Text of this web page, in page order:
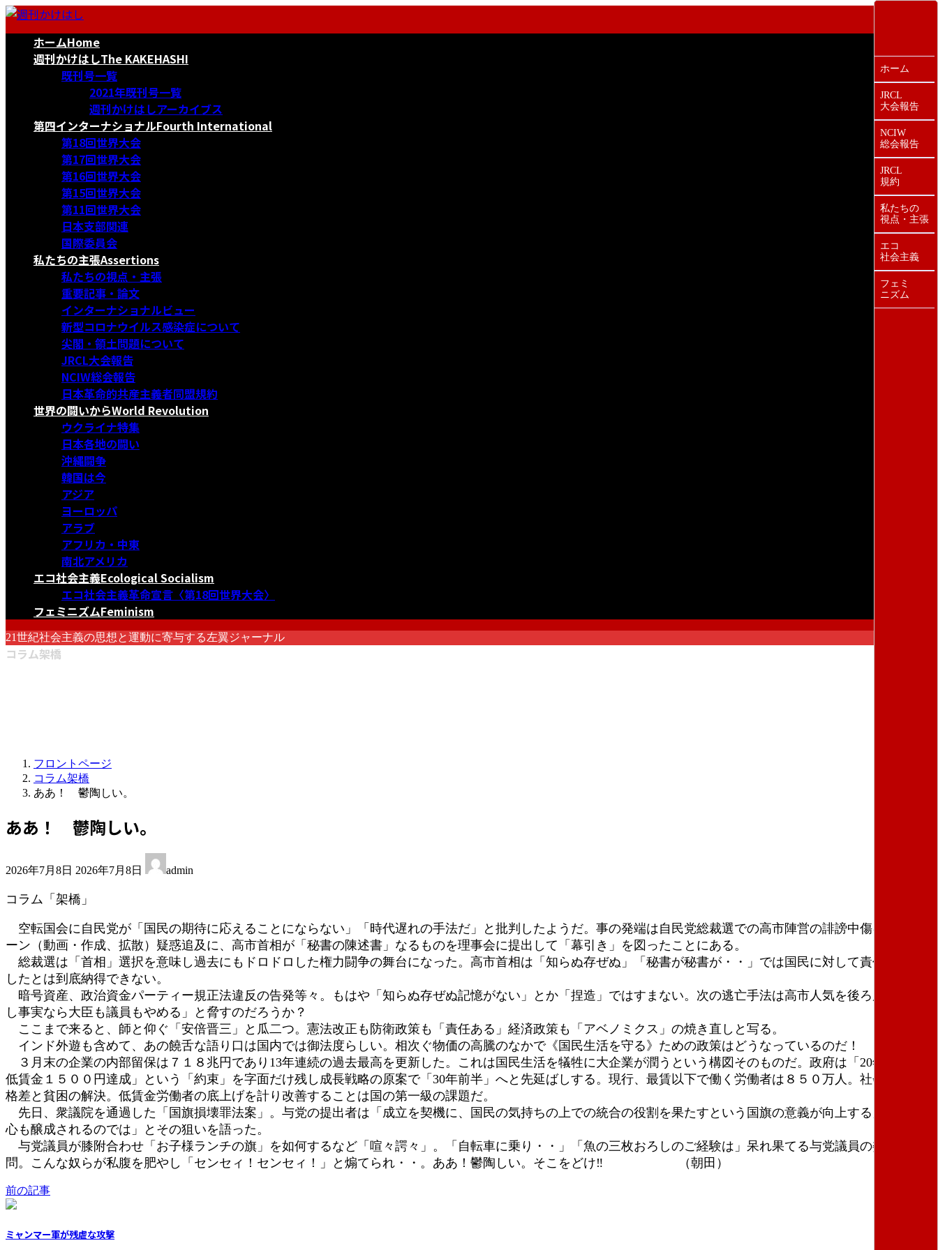
コ
ナ
ホームHome
週刊かけはしThe KAKEHASHI
既刊号一覧
2021年既刊号一覧
週刊かけはしアーカイブス
第四インターナショナルFourth International
第18回世界大会
第17回世界大会
第16回世界大会
第15回世界大会
第11回世界大会
日本支部関連
国際委員会
私たちの主張Assertions
私たちの視点・主張
重要記事・論文
インターナショナルビュー
新型コロナウイルス感染症について
尖閣・領土問題について
JRCL大会報告
NCIW総会報告
日本革命的共産主義者同盟規約
世界の闘いからWorld Revolution
ウクライナ特集
日本各地の闘い
沖縄闘争
韓国は今
アジア
ヨーロッパ
アラブ
アフリカ・中東
南北アメリカ
エコ社会主義Ecological Socialism
エコ社会主義革命宣言〈第18回世界大会〉
フェミニズムFeminism
21世紀社会主義の思想と運動に寄与する左翼ジャーナル
コラム架橋
フロントページ
コラム架橋
ああ！ 鬱陶しい。
ああ！ 鬱陶しい。
2026年7月8日 終
新
時
:
2026年7月8日 admin
コラム「架橋」
空転国会に自民党が「国民の期待に応えることにならない」「時代遅れの手法だ」と批判したようだ。事の発端は自民党総裁選での高市陣営の誹謗中傷キャンペ
ーン（動画・作成、拡散）疑惑追及に、高市首相が「秘書の陳述書」なるものを理事会に提出して「幕引き」を図ったことにある。
総裁選は「首相」選択を意味し過去にもドロドロした権力闘争の舞台になった。高市首相は「知らぬ存ぜぬ」「秘書が秘書が・・」では国民に対して責任を果た
したとは到底納得できない。
暗号資産、政治資金パーティー規正法違反の告発等々。もはや「知らぬ存ぜぬ記憶がない」とか「捏造」ではすまない。次の逃亡手法は高市人気を後ろ盾に「も
し事実なら大臣も議員もやめる」と脅すのだろうか？
ここまで来ると、師と仰ぐ「安倍晋三」と瓜二つ。憲法改正も防衛政策も「責任ある」経済政策も「アベノミクス」の焼き直しと写る。
インド外遊も含めて、あの饒舌な語り口は国内では御法度らしい。相次ぐ物価の高騰のなかで《国民生活を守る》ための政策はどうなっているのだ！
３月末の企業の内部留保は７１８兆円であり13年連続の過去最高を更新した。これは国民生活を犠牲に大企業が潤うという構図そのものだ。政府は「20年代 最
低賃金１５００円達成」という「約束」を字面だけ残し成長戦略の原案で「30年前半」へと先延ばしする。現行、最賃以下で働く労働者は８５０万人。社会を蝕む
格差と貧困の解決。低賃金労働者の底上げを計り改善することは国の第一級の課題だ。
先日、衆議院を通過した「国旗損壊罪法案」。与党の提出者は「成立を契機に、国民の気持ちの上での統合の役割を果たすという国旗の意義が向上する」「愛国
心も醸成されるのでは」とその狙いを語った。
与党議員が膝附合わせ「お子様ランチの旗」を如何するなど「喧々諤々」。「自転車に乗り・・」「魚の三枚おろしのご経験は」呆れ果てる与党議員の委員会質
問。こんな奴らが私腹を肥やし「センセィ！センセィ！」と煽てられ・・。ああ！鬱陶しい。そこをどけ‼ （朝田）
前の記事
ミャンマー軍が残虐な攻撃
ホーム
JRCL
大会報告
NCIW
総会報告
JRCL
規約
私たちの
視点・主張
エコ
社会主義
フェミ
ニズム